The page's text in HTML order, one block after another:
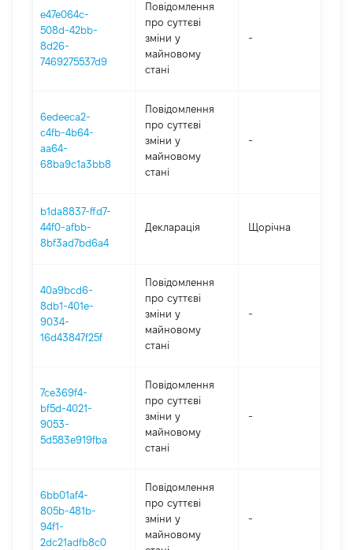
e47e064c-
508d-42bb-
8d26-
7469275537d9
Повідомлення
про суттєві
зміни y
майновому
стані
-
6edeeca2-
c4fb-4b64-
aa64-
68ba9c1a3bb8
Повідомлення
про суттєві
зміни y
майновому
стані
-
b1da8837-ffd7-
44f0-afbb-
8bf3ad7bd6a4
Декларація Щорічна
40a9bcd6-
8db1-401e-
9034-
16d43847f25f
Повідомлення
про суттєві
зміни y
майновому
стані
-
7ce369f4-
bf5d-4021-
9053-
5d583e919fba
Повідомлення
про суттєві
зміни y
майновому
стані
-
6bb01af4-
805b-481b-
94f1-
2dc21adfb8c0
Повідомлення
про суттєві
зміни y
майновому
-